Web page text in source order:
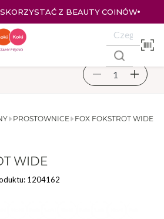
Z BEAUTY COINÓW
FOX FOKSTROT WIDE
PROSTOWNICE
WIDE
1204162